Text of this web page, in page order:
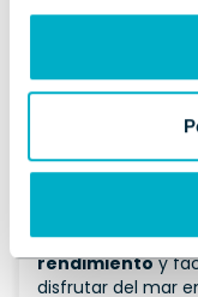
Velero de última
rendimientoy
disfrutar del mar